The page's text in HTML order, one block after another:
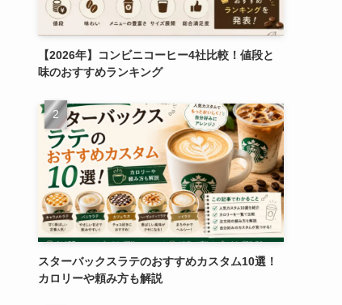
【2026年】コンビニコーヒー4社比較！値段と
味のおすすめランキング
スターバックスラテのおすすめカスタム10選！
カロリーや頼み方も解説